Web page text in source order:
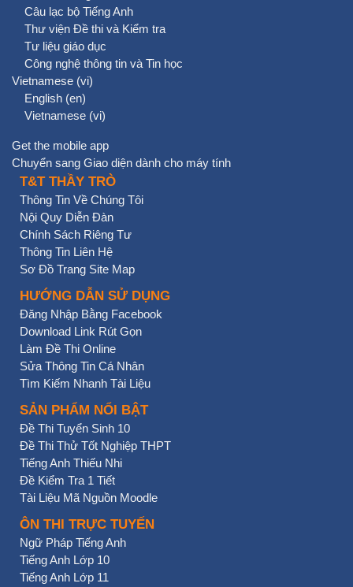
Câu lạc bộ Tiếng Anh
Thư viện Đề thi và Kiểm tra
Tư liệu giáo dục
Công nghệ thông tin và Tin học
Vietnamese ‎(vi)‎
English ‎(en)‎
Vietnamese ‎(vi)‎
Get the mobile app
Chuyển sang Giao diện dành cho máy tính
T&T THẦY TRÒ
Thông Tin Về Chúng Tôi
Nội Quy Diễn Đàn
Chính Sách Riêng Tư
Thông Tin Liên Hệ
Sơ Đồ Trang Site Map
HƯỚNG DẪN SỬ DỤNG
Đăng Nhập Bằng Facebook
Download Link Rút Gọn
Làm Đề Thi Online
Sửa Thông Tin Cá Nhân
Tìm Kiếm Nhanh Tài Liệu
SẢN PHẨM NỔI BẬT
Đề Thi Tuyển Sinh 10
Đề Thi Thử Tốt Nghiệp THPT
Tiếng Anh Thiếu Nhi
Đề Kiểm Tra 1 Tiết
Tài Liệu Mã Nguồn Moodle
ÔN THI TRỰC TUYẾN
Ngữ Pháp Tiếng Anh
Tiếng Anh Lớp 10
Tiếng Anh Lớp 11